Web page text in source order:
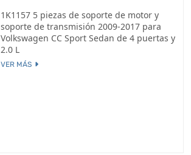
1K1157 5 piezas de soporte de motor y
soporte de transmisión 2009-2017 para
Volkswagen CC Sport Sedan de 4 puertas y
2.0 L
VER MÁS